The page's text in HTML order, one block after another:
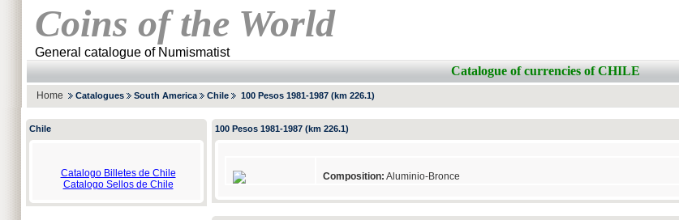
Coins of the World
General catalogue of Numismatist
Catalogue of currencies of CHILE
Home Catalogues South America Chile 100 Pesos 1981-1987 (km 226.1)
Chile
Catalogo Billetes de Chile
Catalogo Sellos de Chile
100 Pesos 1981-1987 (km 226.1)
Composition: Aluminio-Bronce